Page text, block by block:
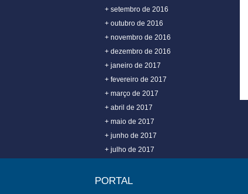
+ setembro de 2016
+ outubro de 2016
+ novembro de 2016
+ dezembro de 2016
+ janeiro de 2017
+ fevereiro de 2017
+ março de 2017
+ abril de 2017
+ maio de 2017
+ junho de 2017
+ julho de 2017
+ setembro de 2017
PORTAL